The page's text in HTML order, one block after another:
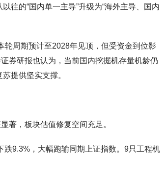
往的“国内单一主导”升级为“海外主导、国内
轮周期预计至2028年见顶，但受资金到位影
券研报也认为，当前国内挖掘机存量机龄仍
提供坚实支撑。
著，板块估值修复空间充足。
9.3%，大幅跑输同期上证指数。9只工程机